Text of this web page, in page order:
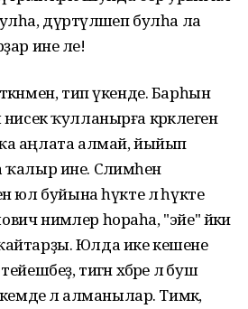
дүртәүләшеп булһа ла
ине әле!
тип үкенде. Барһын
нисек ҡулланырға кәрәклеген
аңлата алмай, йыйып
ҡалыр ине. Сәлимәһен
юл буйына һүкте лә һүкте
нимәлер һораһа, "эйе" йәки
Юлда ике кешене
тигән хәбәре лә буш
лә алманылар. Тимәк,